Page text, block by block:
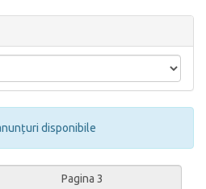
disponibile